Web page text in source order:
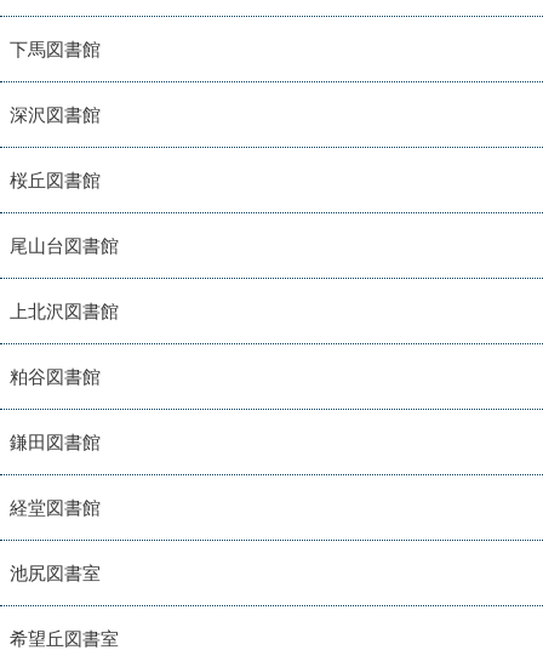
下馬図書館
深沢図書館
桜丘図書館
尾山台図書館
上北沢図書館
粕谷図書館
鎌田図書館
経堂図書館
池尻図書室
希望丘図書室